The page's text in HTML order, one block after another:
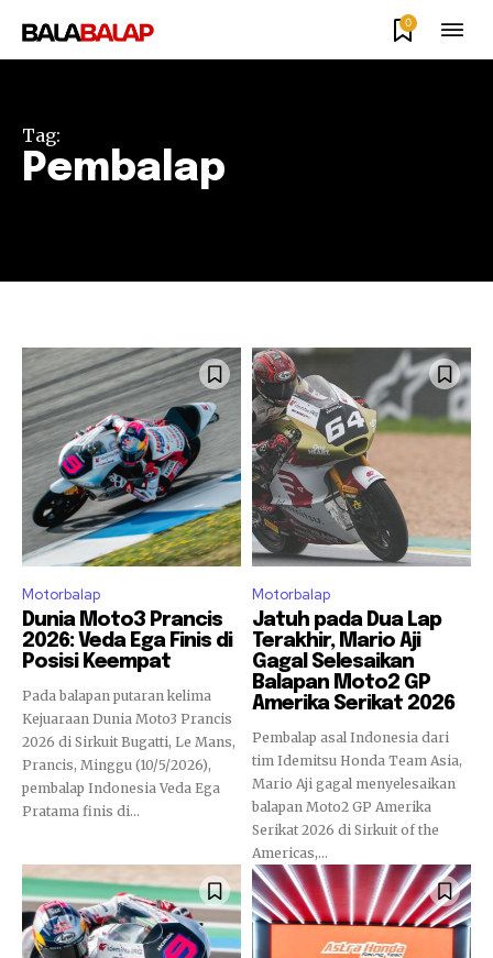
0
Tag:
Pembalap
Motorbalap
Dunia Moto3 Prancis
2026: Veda Ega Finis di
Posisi Keempat
Pada balapan putaran kelima
Kejuaraan Dunia Moto3 Prancis
2026 di Sirkuit Bugatti, Le Mans,
Prancis, Minggu (10/5/2026),
pembalap Indonesia Veda Ega
Pratama finis di...
Motorbalap
Jatuh pada Dua Lap
Terakhir, Mario Aji
Gagal Selesaikan
Balapan Moto2 GP
Amerika Serikat 2026
Pembalap asal Indonesia dari
tim Idemitsu Honda Team Asia,
Mario Aji gagal menyelesaikan
balapan Moto2 GP Amerika
Serikat 2026 di Sirkuit of the
Americas,...